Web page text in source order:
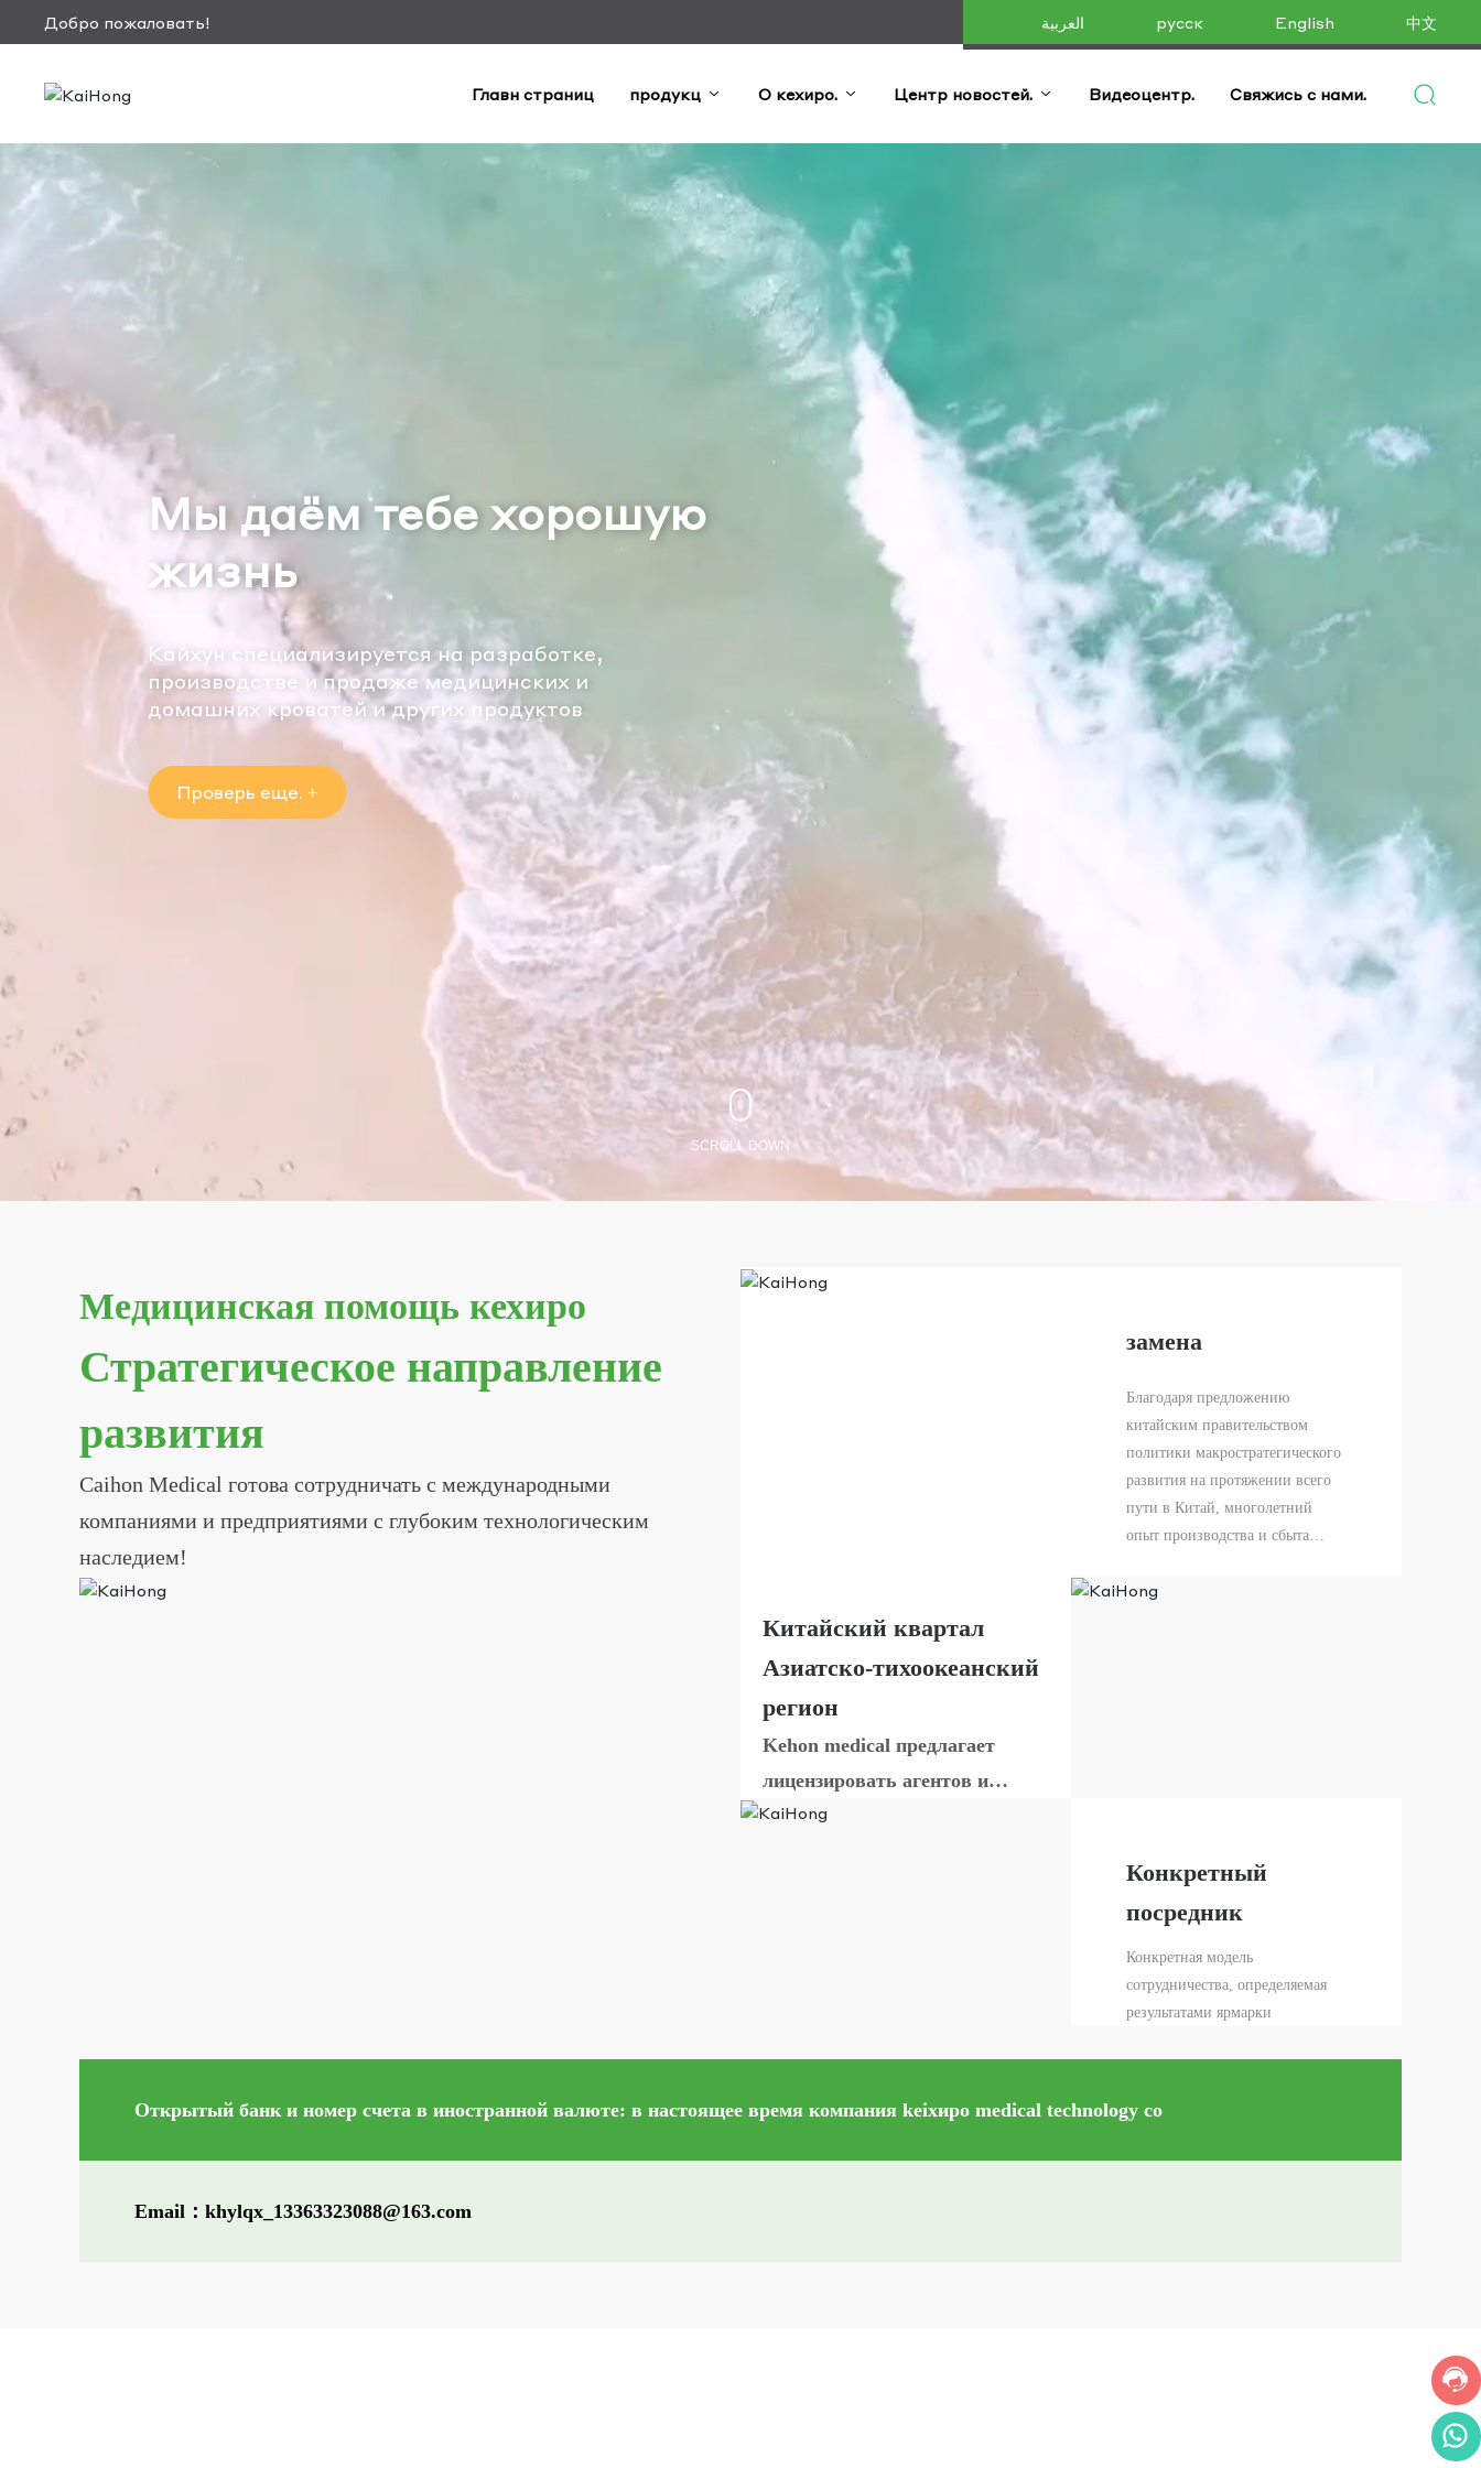
Добро пожаловать! العربية русск English 中文
Главн страниц продукц О кехиро. Центр новостей. Видеоцентр. Свяжись с нами.
Keхиро medical technology
co
Разработка, производство и продажа
специализированных медицинских и домашних
SCROLL DOWN
Медицинская помощь кехиро
Стратегическое направление
развития
Caihon Medical готова сотрудничать с международными
компаниями и предприятиями с глубоким технологическим
наследием!
замена
Благодаря предложению
китайским правительством
политики макростратегического
развития на протяжении всего
пути в Китай, многолетний
опыт производства и сбыта
а также преимущества
Китайский квартал
Азиатско-тихоокеанский
регион
Kehon medical предлагает
лицензировать агентов и
продавать китайские и
Конкретный
посредник
Конкретная модель
сотрудничества, определяемая
результатами ярмарки
Открытый банк и номер счета в иностранной валюте: в настоящее время компания keiхиро medical technology co
Email：khylqx_13363323088@163.com